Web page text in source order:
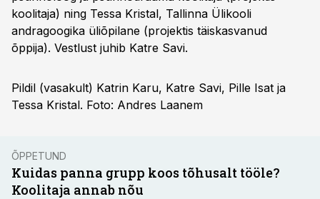
koolitaja) ning Tessa Kristal, Tallinna Ülikooli
andragoogika üliõpilane (projektis täiskasvanud
õppija). Vestlust juhib Katre Savi.
Pildil (vasakult) Katrin Karu, Katre Savi, Pille Isat ja
Tessa Kristal. Foto: Andres Laanem
ÕPPETUND
Kuidas panna grupp koos tõhusalt tööle?
Koolitaja annab nõu